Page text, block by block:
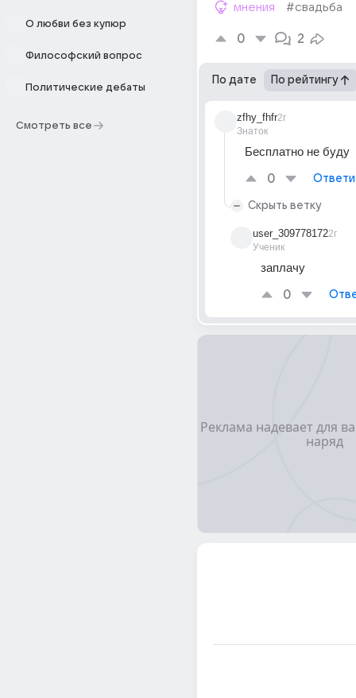
О любви без купюр
Философский вопрос
Политические дебаты
Смотреть все
мнения #свадьба
0 2
По дате По рейтингу
zfhy_fhfr
Знаток
2г
Бесплатно не буду
0
Скрыть ветку
user_309778172
Ученик
2г
заплачу
0